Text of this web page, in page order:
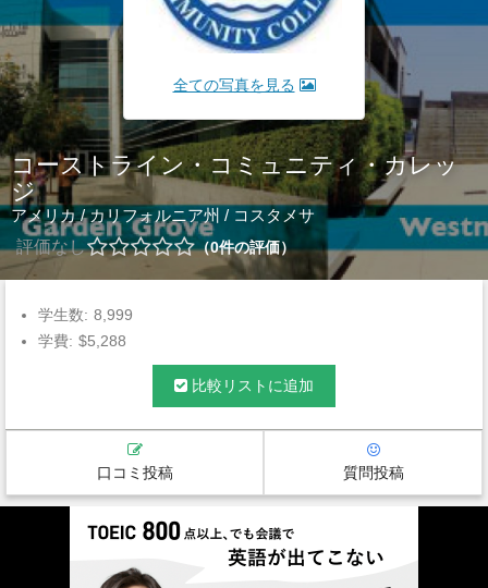
全ての写真を見る
コーストライン・コミュニティ・カレッ
ジ
アメリカ/カリフォルニア州 / コスタメサ
評価なし
0件の評価
学生数: 8,999
学費: $5,288
比較リストに追加
口コミ投稿 質問投稿